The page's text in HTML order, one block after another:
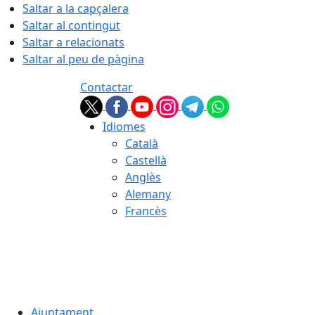
Saltar a la capçalera
Saltar al contingut
Saltar a relacionats
Saltar al peu de pàgina
Contactar
Idiomes
Català
Castellà
Anglès
Alemany
Francès